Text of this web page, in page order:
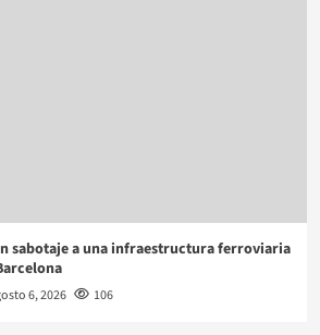
sabotaje a una infraestructura ferroviaria
6, 2026 106